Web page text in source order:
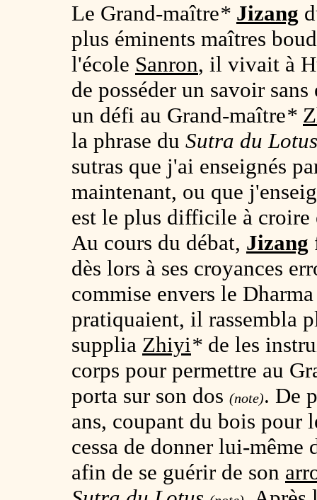
Le Grand-maître* Jizang
plus éminents maîtres
l'école Sanron, il vivait à
de posséder un savoir
un défi au Grand-maître*
la phrase du Sutra du Lotus
sutras que j'ai enseignés
maintenant, ou que
est le plus difficile à
Au cours du débat, Jizang
dès lors à ses croyances
commise envers le
pratiquaient, il rassembla
supplia Zhiyi* de les
corps pour permettre au
porta sur son dos (note). De
ans, coupant du bois pour
cessa de donner lui-même
afin de se guérir de son